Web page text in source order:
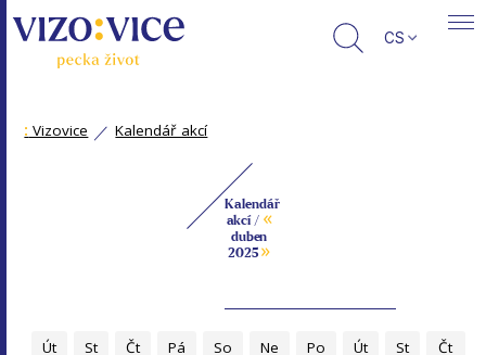
CS
: Vizovice Kalendář akcí
Kalendář
akcí / «
duben
2025»
Út
St
Čt
Pá
So
Ne
Po
Út
St
Čt